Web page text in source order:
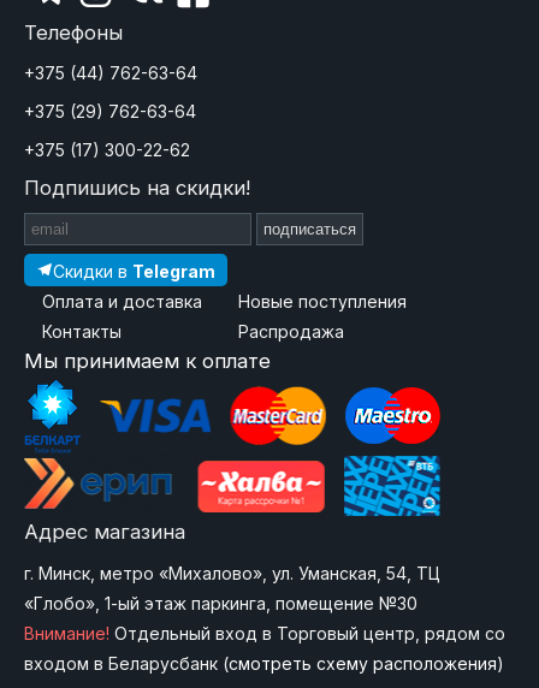
Телефоны
+375 (44) 762-63-64
+375 (29) 762-63-64
+375 (17) 300-22-62
Подпишись на скидки!
подписаться
Скидки в Telegram
Оплата и доставка
Контакты
Новые поступления
Распродажа
Мы принимаем к оплате
Адрес магазина
г. Минск, метро «Михалово», ул. Уманская, 54, ТЦ
«Глобо», 1-ый этаж паркинга, помещение №30
Внимание! Отдельный вход в Торговый центр, рядом со
входом в Беларусбанк (смотреть схему расположения)